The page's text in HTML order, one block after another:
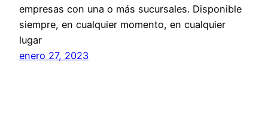
empresas con una o más sucursales. Disponible
siempre, en cualquier momento, en cualquier
lugar
enero 27, 2023